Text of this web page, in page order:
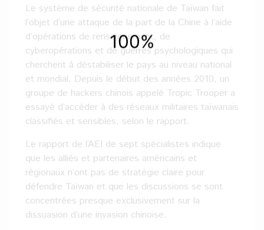
Le système de sécurité nationale de Taïwan fait
l’objet d’une attaque de la part de la Chine à l’aide
d’opérations de renseignement, de
cyberopérations et de guerres psychologiques qui
cherchent à déstabiliser le pays au niveau national
et mondial. Depuis le début des années 2010, un
groupe de hackers chinois appelé Tropic Trooper a
essayé d’accéder à des réseaux militaires taïwanais
classifiés et sensibles, selon le rapport.
Le rapport de l’AEI de sept spécialistes indique
que les alliés et partenaires américains et
régionaux n’ont pas de stratégie claire pour
défendre Taïwan et que les discussions se sont
concentrées presque exclusivement sur la
dissuasion d’une invasion chinoise.